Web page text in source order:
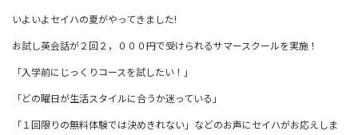
いよいよセイハの夏がやってきました!
お試し英会話が２回２，０００円で受けられるサマースクールを実施！
「入学前にじっくりコースを試したい！」
「どの曜日が生活スタイルに合うか迷っている」
「１回限りの無料体験では決めきれない」などのお声にセイハがお応えしま